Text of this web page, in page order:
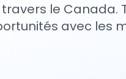
le Canada.
avec les